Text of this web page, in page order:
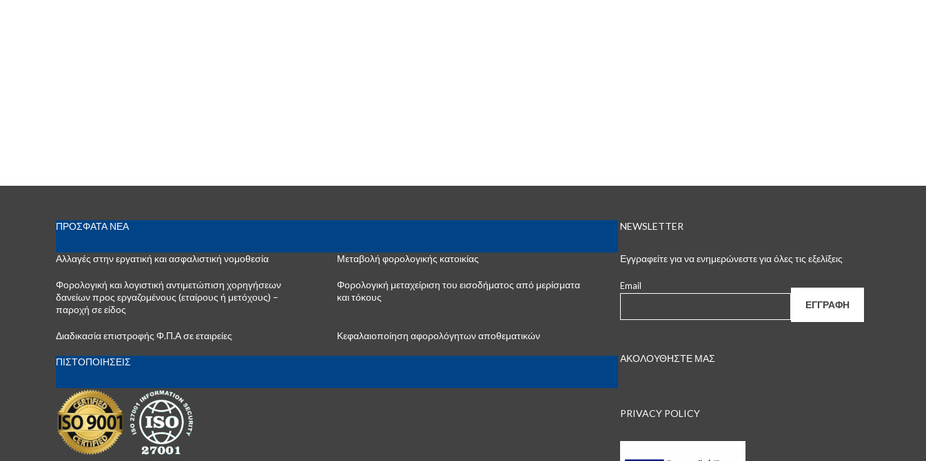
ΠΡΟΣΦΑΤΑ ΝΕΑ
Αλλαγές στην εργατική και ασφαλιστική νομοθεσία Μεταβολή φορολογικής κατοικίας
Φορολογική και λογιστική αντιμετώπιση χορηγήσεων
δανείων προς εργαζομένους (εταίρους ή μετόχους) –
παροχή σε είδος
Φορολογική μεταχείριση του εισοδήματος από μερίσματα
και τόκους
Διαδικασία επιστροφής Φ.Π.Α σε εταιρείες Κεφαλαιοποίηση αφορολόγητων αποθεματικών
ΠΙΣΤΟΠΟΙΗΣΕΙΣ
NEWSLETTER
Εγγραφείτε για να ενημερώνεστε για όλες τις εξελίξεις
Email
ΑΚΟΛΟΥΘΗΣΤΕ ΜΑΣ
PRIVACY POLICY